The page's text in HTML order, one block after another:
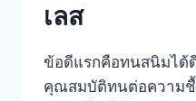
เลส
ข้อดีแรกคือทนสนิมได้
คุณสมบัติทนต่อความชื้